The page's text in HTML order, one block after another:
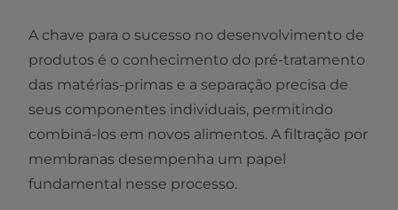
A chave para o sucesso no desenvolvimento de
produtos é o conhecimento do pré-tratamento
das matérias-primas e a separação precisa de
seus componentes individuais, permitindo
combiná-los em novos alimentos. A filtração por
membranas desempenha um papel
fundamental nesse processo.